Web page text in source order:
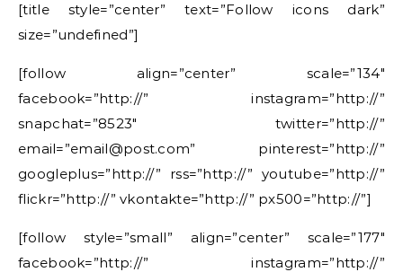
[title style=”center” text=”Follow icons dark”
size=”undefined”]
[follow align=”center” scale=”134″
facebook=”http://” instagram=”http://”
snapchat=”8523″ twitter=”http://”
email=”email@post.com” pinterest=”http://”
googleplus=”http://” rss=”http://” youtube=”http://”
flickr=”http://” vkontakte=”http://” px500=”http://”]
[follow style=”small” align=”center” scale=”177″
facebook=”http://” instagram=”http://”